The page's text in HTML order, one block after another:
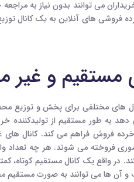
خریداران می توانند بدون نیاز به
فروشی های آنلاین به یک کانال
مستقیم و غیر
های مختلفی برای پخش و
به طور مستقیم از تولیدکننده
فروش فراهم می کند. کانال های
فروخته می شوند. هر چه تعداد
در واقع یک کانال مستقیم کوتاه،
آن ها می توانند به صورت مستقیم